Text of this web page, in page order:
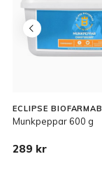
ECLIPSE BIOFARMAB
Munkpeppar 600 g
289 kr